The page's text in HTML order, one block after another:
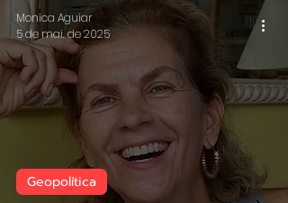
Geopolítica
Monica Aguiar
5 de mai. de 2025